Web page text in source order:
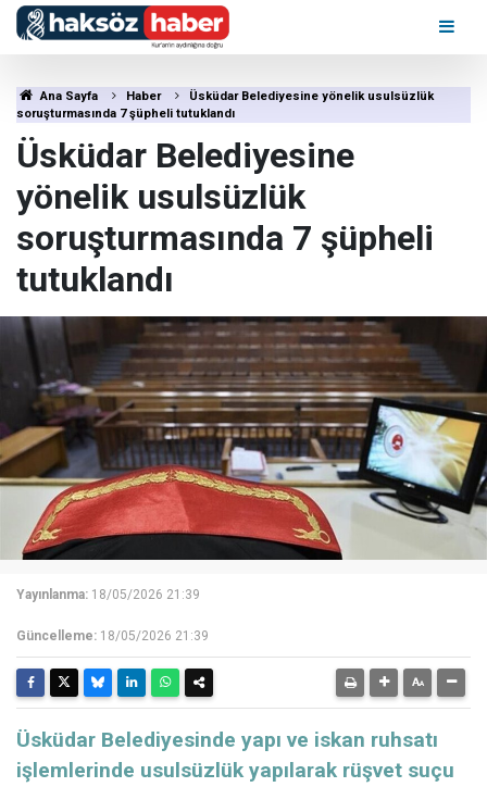
Ana Sayfa Haber
Üsküdar Belediyesine yönelik usulsüzlük
soruşturmasında 7 şüpheli tutuklandı
Üsküdar Belediyesine
yönelik usulsüzlük
soruşturmasında 7 şüpheli
tutuklandı
Yayınlanma: 18/05/2026 21:39
Güncelleme: 18/05/2026 21:39
Üsküdar Belediyesinde yapı ve iskan ruhsatı
işlemlerinde usulsüzlük yapılarak rüşvet suçu